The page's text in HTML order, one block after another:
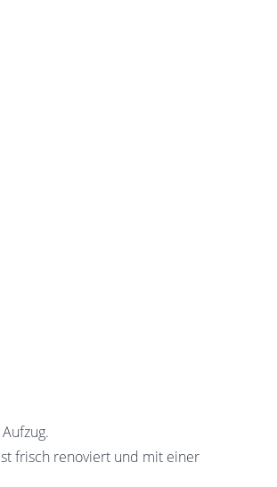
frisch renoviert und mit einer